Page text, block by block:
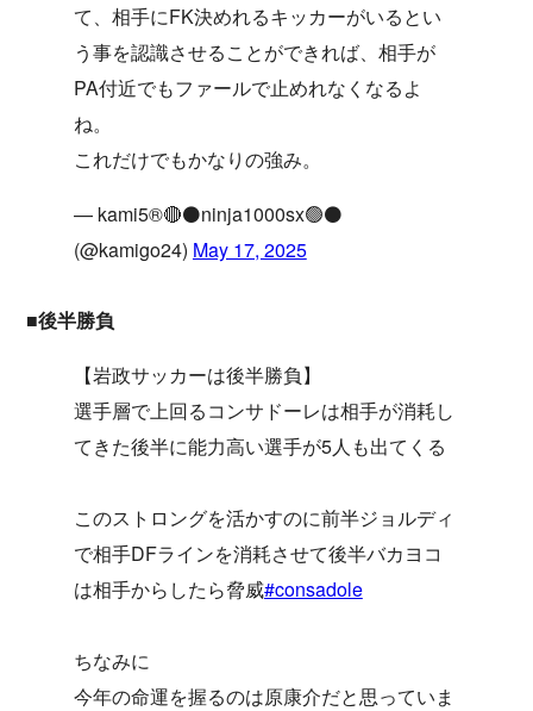
て、相手にFK決めれるキッカーがいるとい
う事を認識させることができれば、相手が
PA付近でもファールで止めれなくなるよ
ね。
これだけでもかなりの強み。
— kami5®︎🔴⚫ninja1000sx🟢⚫️
(@kamigo24) May 17, 2025
■後半勝負
【岩政サッカーは後半勝負】
選手層で上回るコンサドーレは相手が消耗し
てきた後半に能力高い選手が5人も出てくる
このストロングを活かすのに前半ジョルディ
で相手DFラインを消耗させて後半バカヨコ
は相手からしたら脅威#consadole
ちなみに
今年の命運を握るのは原康介だと思っていま